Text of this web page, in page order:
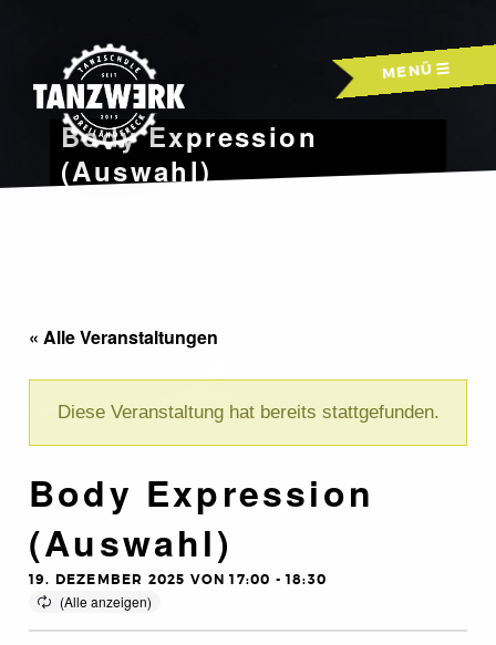
MENÜ
Body Expression
(Auswahl)
« Alle Veranstaltungen
Diese Veranstaltung hat bereits stattgefunden.
Body Expression
(Auswahl)
19. DEZEMBER 2025 VON 17:00 -18:30